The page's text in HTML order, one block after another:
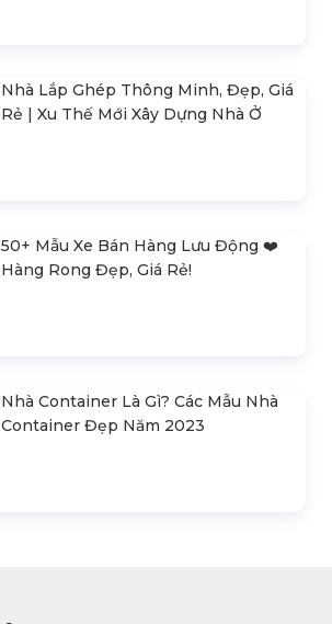
Nhà Lắp Ghép Thông Minh, Đẹp, Giá
Rẻ | Xu Thế Mới Xây Dựng Nhà Ở
50+ Mẫu Xe Bán Hàng Lưu Động ❤️️
Hàng Rong Đẹp, Giá Rẻ!
Nhà Container Là Gì? Các Mẫu Nhà
Container Đẹp Năm 2023